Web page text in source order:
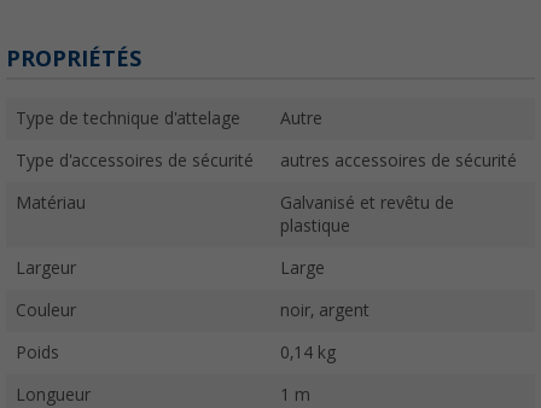
PROPRIÉTÉS
Type de technique d'attelage Autre
Type d'accessoires de sécurité autres accessoires de sécurité
Matériau
Galvanisé et revêtu de
plastique
Largeur Large
Couleur noir, argent
Poids 0,14 kg
Longueur 1 m